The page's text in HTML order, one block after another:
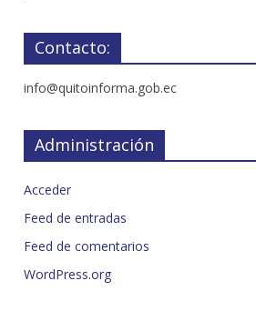
Contacto:
info@quitoinforma.gob.ec
Administración
Acceder
Feed de entradas
Feed de comentarios
WordPress.org